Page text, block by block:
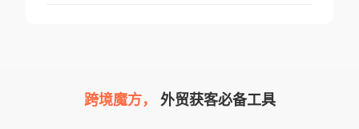
跨境魔方， 外贸获客必备工具